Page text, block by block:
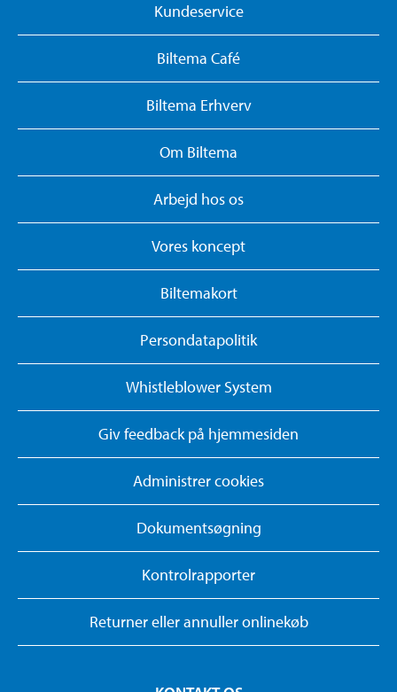
Kundeservice
Biltema Café
Biltema Erhverv
Om Biltema
Arbejd hos os
Vores koncept
Biltemakort
Persondatapolitik
Whistleblower System
Giv feedback på hjemmesiden
Administrer cookies
Dokumentsøgning
Kontrolrapporter
Returner eller annuller onlinekøb